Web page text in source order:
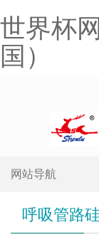
世界杯
国）
网站导航
呼吸管路